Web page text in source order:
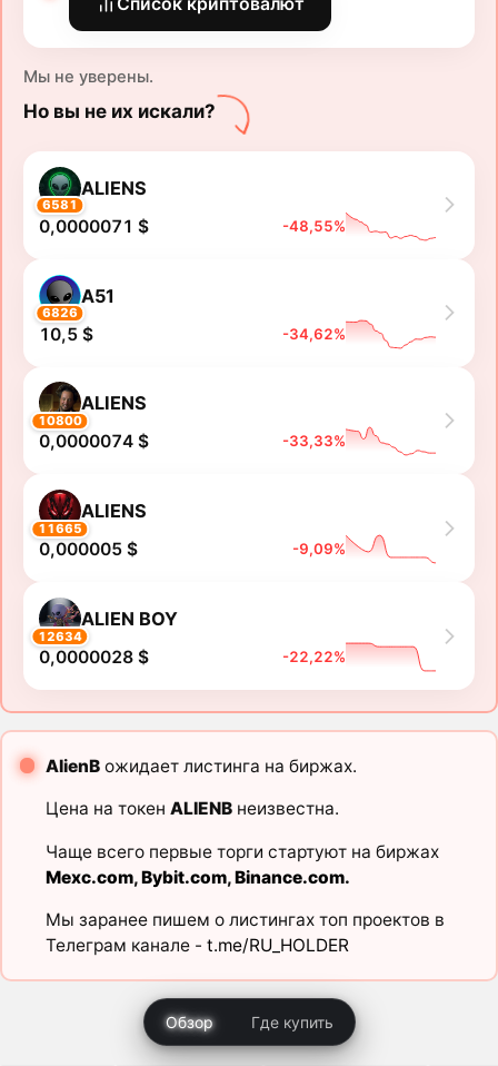
Мы не уверены.
Но вы не их искали?
6581
ALIENS
0,0000071 $ -48,55%
6826
A51
10,5 $ -34,62%
10800
ALIENS
0,0000074 $ -33,33%
11665
ALIENS
0,000005 $ -9,09%
12634
ALIEN BOY
0,0000028 $ -22,22%
AlienBожидает листинга на биржах.
Цена на токен ALIENBнеизвестна.
Чаще всего первые торги стартуют на биржах
Mexc.com,Bybit.com,Binance.com.
Мы заранее пишем о листингах топ проектов в
Телеграм канале - t.me/RU_HOLDER
Обзор Где купить